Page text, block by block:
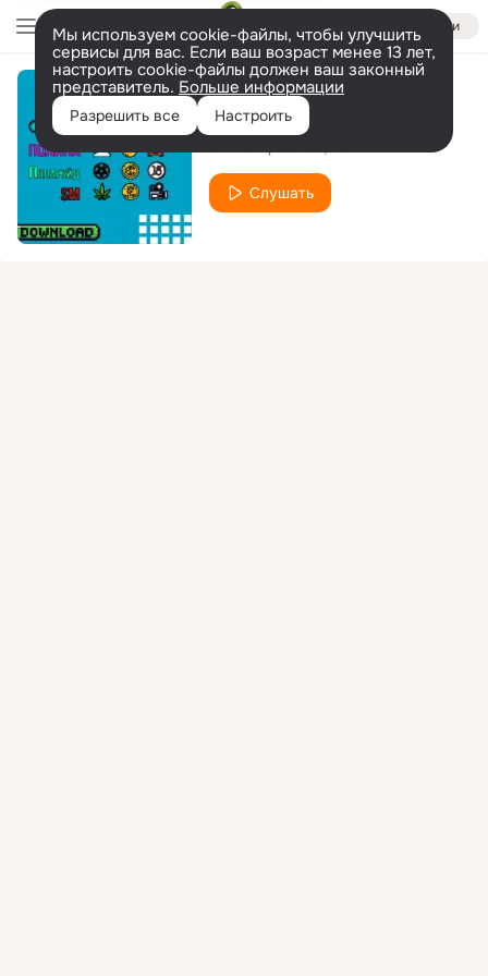
Войти
Мы используем cookie-файлы, чтобы улучшить
сервисы для вас. Если ваш возраст менее 13 лет,
настроить cookie-файлы должен ваш законный
представитель. Больше информации
Разрешить все Настроить
ХОЧУ БОЛЬШЕ
Слушать